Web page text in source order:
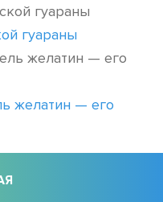
гуараны
желатин — его